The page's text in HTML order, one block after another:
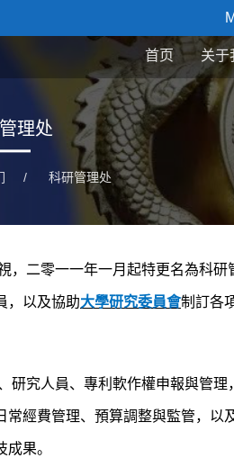
首页 关于
理处
/ 科研管理处
，二零一一年一月起特更名為科研
，以及協助大學研究委員會制訂各
研究人員、專利軟作權申報與管理
常經費管理、預算調整與監管，以
果。